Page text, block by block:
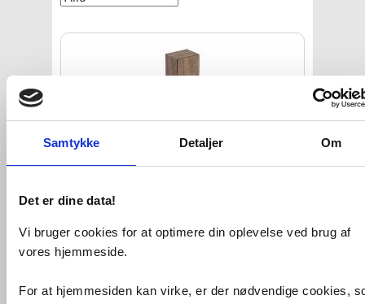
Samtykke Detaljer Om
Det er dine data!
Vi bruger cookies for at optimere din oplevelse ved brug af
vores hjemmeside.
For at hjemmesiden kan virke, er der nødvendige cookies,
Geberit Icon 36 højskab m/låge
Nøddetræ
VVS nr. 780154027
5.838,- Køb